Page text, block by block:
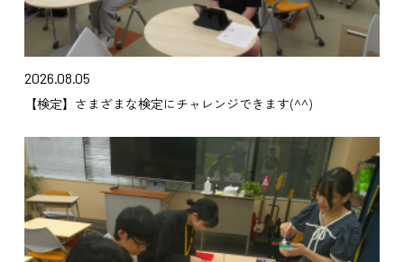
2026.08.05
【検定】さまざまな検定にチャレンジできます(^^)